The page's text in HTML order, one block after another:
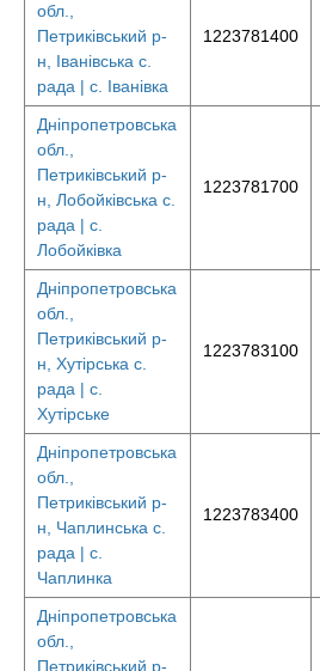
обл.,
Петриківський р-
н, Іванівська с.
рада | с. Іванівка
1223781400
Дніпропетровська
обл.,
Петриківський р-
н, Лобойківська с.
рада | с.
Лобойківка
1223781700
Дніпропетровська
обл.,
Петриківський р-
н, Хутірська с.
рада | с.
Хутірське
1223783100
Дніпропетровська
обл.,
Петриківський р-
н, Чаплинська с.
рада | с.
Чаплинка
1223783400
Дніпропетровська
обл.,
Петриківський р-